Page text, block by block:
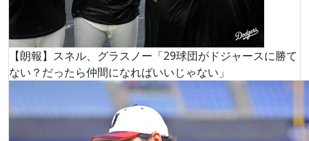
【朗報】スネル、グラスノー「29球団がドジャースに勝て
ない？だったら仲間になればいいじゃない」